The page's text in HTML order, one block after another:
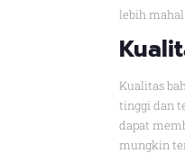
lebih mahal.
Kualitas
tinggi dan
dapat
mungkin